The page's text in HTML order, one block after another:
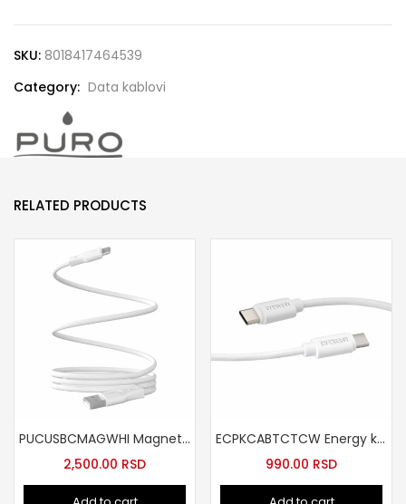
SKU: 8018417464539
Category: Data kablovi
RELATED PRODUCTS
PUCUSBCMAGWHI Magnetni kabal USB-A ka USB-C beli
2,500.00 RSD
ECPKCABTCTCW Energy kabal tip-C tip-C 1m beli
990.00 RSD